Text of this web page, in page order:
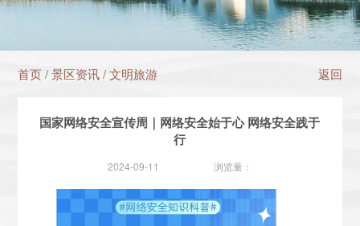
首页/景区资讯/文明旅游 返回
国家网络安全宣传周｜网络安全始于心 网络安全践于
行
2024-09-11 浏览量：